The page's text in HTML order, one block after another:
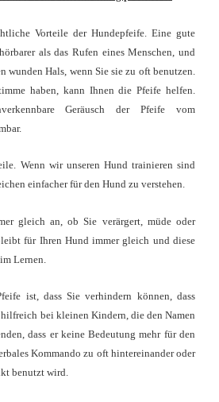
Vorteile der Hundepfeife. Eine gute
als das Rufen eines Menschen, und
wunden Hals, wenn Sie sie zu oft benutzen.
haben, kann Ihnen die Pfeife helfen.
Geräusch der Pfeife vom
Wenn wir unseren Hund trainieren sind
einfacher für den Hund zu verstehen.
gleich an, ob Sie verärgert, müde oder
für Ihren Hund immer gleich und diese
Lernen.
ist, dass Sie verhindern können, dass
bei kleinen Kindern, die den Namen
dass er keine Bedeutung mehr für den
Kommando zu oft hintereinander oder
benutzt wird.